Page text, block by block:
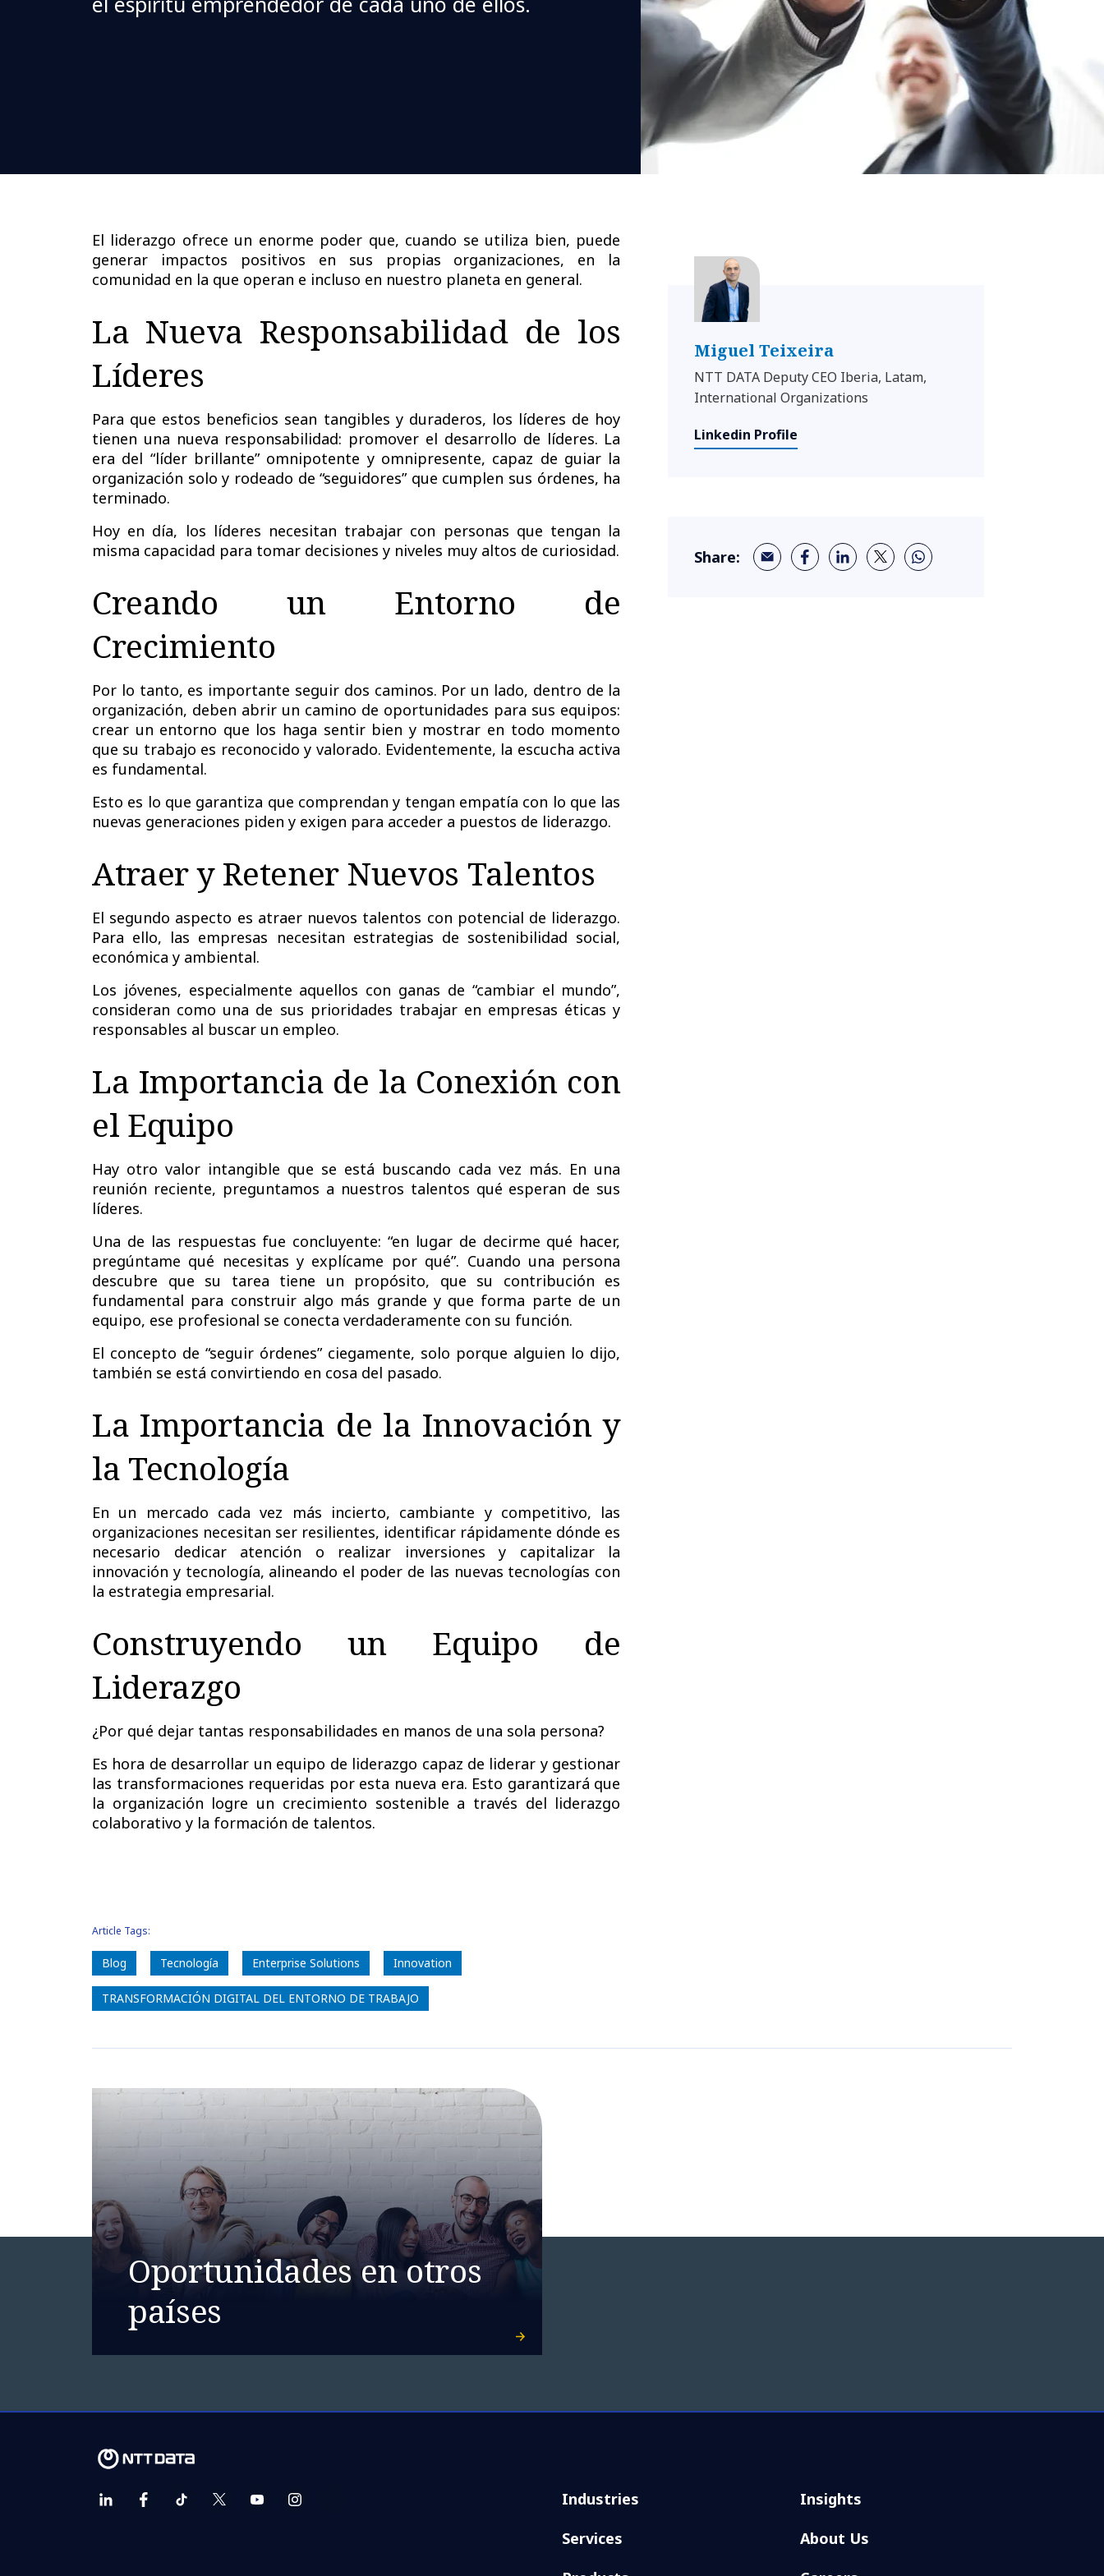
El liderazgo ofrece un enorme poder que, cuando se utiliza bien, puede
generar impactos positivos en sus propias organizaciones, en la
comunidad en la que operan e incluso en nuestro planeta en general.
La Nueva Responsabilidad de los
Líderes
Para que estos beneficios sean tangibles y duraderos, los líderes de hoy
tienen una nueva responsabilidad: promover el desarrollo de líderes. La
era del “líder brillante” omnipotente y omnipresente, capaz de guiar la
organización solo y rodeado de “seguidores” que cumplen sus órdenes, ha
terminado.
Hoy en día, los líderes necesitan trabajar con personas que tengan la
misma capacidad para tomar decisiones y niveles muy altos de curiosidad.
Creando un Entorno de
Crecimiento
Por lo tanto, es importante seguir dos caminos. Por un lado, dentro de la
organización, deben abrir un camino de oportunidades para sus equipos:
crear un entorno que los haga sentir bien y mostrar en todo momento
que su trabajo es reconocido y valorado. Evidentemente, la escucha activa
es fundamental.
Esto es lo que garantiza que comprendan y tengan empatía con lo que las
nuevas generaciones piden y exigen para acceder a puestos de liderazgo.
Atraer y Retener Nuevos Talentos
El segundo aspecto es atraer nuevos talentos con potencial de liderazgo.
Para ello, las empresas necesitan estrategias de sostenibilidad social,
económica y ambiental.
Los jóvenes, especialmente aquellos con ganas de “cambiar el mundo”,
consideran como una de sus prioridades trabajar en empresas éticas y
responsables al buscar un empleo.
La Importancia de la Conexión con
el Equipo
Hay otro valor intangible que se está buscando cada vez más. En una
reunión reciente, preguntamos a nuestros talentos qué esperan de sus
líderes.
Una de las respuestas fue concluyente: “en lugar de decirme qué hacer,
pregúntame qué necesitas y explícame por qué”. Cuando una persona
descubre que su tarea tiene un propósito, que su contribución es
fundamental para construir algo más grande y que forma parte de un
equipo, ese profesional se conecta verdaderamente con su función.
El concepto de “seguir órdenes” ciegamente, solo porque alguien lo dijo,
también se está convirtiendo en cosa del pasado.
La Importancia de la Innovación y
la Tecnología
En un mercado cada vez más incierto, cambiante y competitivo, las
organizaciones necesitan ser resilientes, identificar rápidamente dónde es
necesario dedicar atención o realizar inversiones y capitalizar la
innovación y tecnología, alineando el poder de las nuevas tecnologías con
la estrategia empresarial.
Construyendo un Equipo de
Liderazgo
¿Por qué dejar tantas responsabilidades en manos de una sola persona?
Es hora de desarrollar un equipo de liderazgo capaz de liderar y gestionar
las transformaciones requeridas por esta nueva era. Esto garantizará que
la organización logre un crecimiento sostenible a través del liderazgo
colaborativo y la formación de talentos.
Article Tags:
Blog Tecnología Enterprise Solutions Innovation
TRANSFORMACIÓN DIGITAL DEL ENTORNO DE TRABAJO
Miguel Teixeira
NTT DATA Deputy CEO Iberia, Latam,
International Organizations
Linkedin Profile
Share:
Oportunidades en otros
países
Industries
Services
Insights
About Us